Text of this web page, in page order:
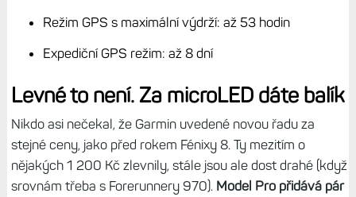
Režim GPS s maximální výdrží: až 53 hodin
Expediční GPS režim: až 8 dní
Levné to není. Za microLED dáte balík
Nikdo asi nečekal, že Garmin uvedené novou řadu za
stejné ceny, jako před rokem Fénixy 8. Ty mezitím o
nějakých 1 200 Kč zlevnily, stále jsou ale dost drahé (když
srovnám třeba s Forerunnery 970). Model Pro přidává pár